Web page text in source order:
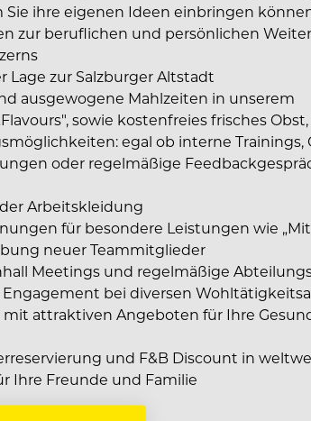
ihre eigenen Ideen einbringen
zur beruflichen und persönlichen
Lage zur Salzburger Altstadt
ausgewogene Mahlzeiten in unserem
sowie kostenfreies frisches Obst,
egal ob interne Trainings,
oder regelmäßige
Arbeitskleidung
für besondere Leistungen wie
neuer Teammitglieder
Meetings und regelmäßige
Engagement bei diversen
mit attraktiven Angeboten für Ihre
und F&B Discount in
Ihre Freunde und Familie